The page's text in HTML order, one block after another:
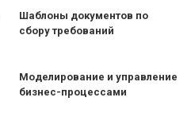
Шаблоны документов по
сбору требований
Моделирование и управление
бизнес-процессами